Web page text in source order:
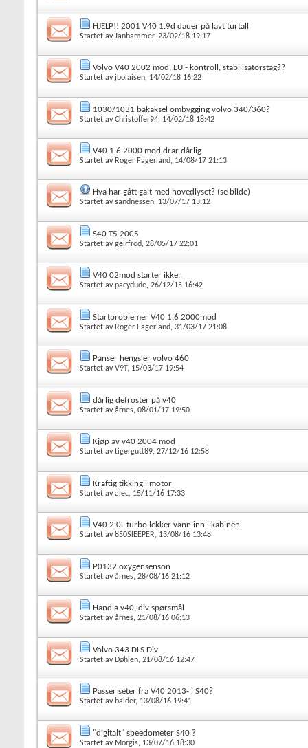
HJELP!! 2001 V40 1.9d dauer på lavt turtall
Startet avJanhammer, 23/02/18 19:17
Volvo V40 2002 mod, EU - kontroll, stabilisatorstag??
Startet av jbolaisen, 14/02/18 16:22
1030/1031 bakaksel ombygging volvo 340/360?
Startet avChristoffer94, 14/02/18 18:42
V40 1.6 2000 mod drar dårlig
Startet av Roger Fagerland, 14/08/17 21:13
Hva har gått galt med hovedlyset? (se bilde)
Startet avsandnessen, 13/07/17 13:12
S40 T5 2005
Startet avgeirfrod, 28/05/17 22:01
V40 02mod starter ikke..
Startet avpacydude, 26/12/15 16:42
Startproblemer V40 1.6 2000mod
Startet av Roger Fagerland, 31/03/17 21:08
Panser hengsler volvo 460
Startet avV9T , 15/03/17 19:54
dårlig defroster på v40
Startet avårnes, 08/01/17 19:50
Kjøp av v40 2004 mod
Startet avtigergutt89, 27/12/16 12:58
Kraftig tikking i motor
Startet avalec, 15/11/16 17:33
V40 2.0L turbo lekker vann inn i kabinen.
Startet av850SlEEPER, 13/08/16 13:48
P0132 oxygensenson
Startet avårnes, 28/08/16 21:12
Handla v40, div spørsmål
Startet avårnes, 21/08/16 06:13
Volvo 343 DLS Div
Startet av Døhlen, 21/08/16 12:47
Passer seter fra V40 2013- i S40?
Startet av balder, 13/08/16 19:41
"digitalt" speedometer S40 ?
Startet av Morgis, 13/07/16 18:30